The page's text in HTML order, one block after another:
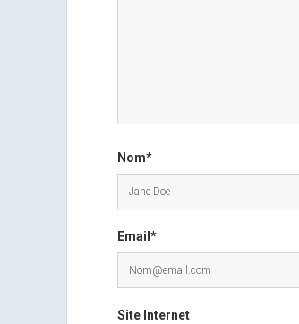
Nom*
Email*
Site Internet